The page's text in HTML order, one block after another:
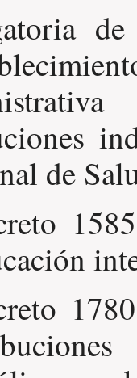
de